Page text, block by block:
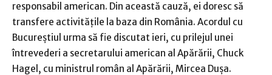
responsabil american. Din această cauză, ei doresc să
transfere activităţile la baza din România. Acordul cu
Bucureştiul urma să fie discutat ieri, cu prilejul unei
întrevederi a secretarului american al Apărării, Chuck
Hagel, cu ministrul român al Apărării, Mircea Duşa.